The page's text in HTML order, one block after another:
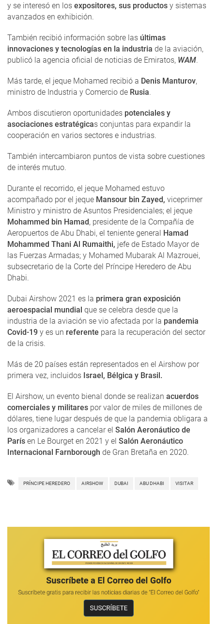
y se interesó en los expositores, sus productos y sistemas
avanzados en exhibición.
También recibió información sobre las últimas
innovaciones y tecnologías en la industria de la aviación,
publicó la agencia oficial de noticias de Emiratos, WAM.
Más tarde, el jeque Mohamed recibió a Denis Manturov,
ministro de Industria y Comercio de Rusia.
Ambos discutieron oportunidades potenciales y
asociaciones estratégicas conjuntas para expandir la
cooperación en varios sectores e industrias.
También intercambiaron puntos de vista sobre cuestiones
de interés mutuo.
Durante el recorrido, el jeque Mohamed estuvo
acompañado por el jeque Mansour bin Zayed, viceprimer
Ministro y ministro de Asuntos Presidenciales; el jeque
Mohammed bin Hamad, presidente de la Compañía de
Aeropuertos de Abu Dhabi, el teniente general Hamad
Mohammed Thani Al Rumaithi, jefe de Estado Mayor de
las Fuerzas Armadas; y Mohamed Mubarak Al Mazrouei,
subsecretario de la Corte del Príncipe Heredero de Abu
Dhabi.
Dubai Airshow 2021 es la primera gran exposición
aeroespacial mundial que se celebra desde que la
industria de la aviación se vio afectada por la pandemia
Covid-19 y es un referente para la recuperación del sector
de la crisis.
Más de 20 países están representados en el Airshow por
primera vez, incluidos Israel, Bélgica y Brasil.
El Airshow, un evento bienal donde se realizan acuerdos
comerciales y militares por valor de miles de millones de
dólares, tiene lugar después de que la pandemia obligara a
los organizadores a cancelar el Salón Aeronáutico de
París en Le Bourget en 2021 y el Salón Aeronáutico
Internacional Farnborough de Gran Bretaña en 2020.
PRÍNCIPE HEREDERO AIRSHOW DUBAI ABU DHABI VISITAR